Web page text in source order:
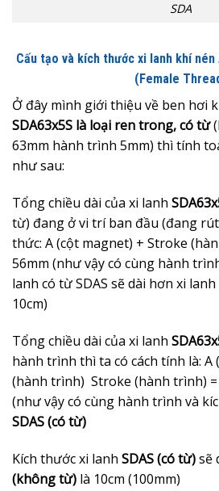
SDA
Cấu tạo và kích thước xi lanh khí nén
(Female
Ở đây mình giới thiệu về ben hơi
SDA63x5S là loại ren trong, có từ
63mm hành trình 5mm) thì tính
như sau:
Tổng chiều dài của xi lanh
từ) đang ở vi trí ban đầu (đang
thức: A (cột magnet) + Stroke
56mm (như vậy có cùng hành
lanh có từ SDAS sẽ dài hơn xi
10cm)
Tổng chiều dài của xi lanh
hành trình thì ta có cách tính là:
(hành trình) Stroke (hành trình) =
(như vậy có cùng hành trình và
SDAS (có từ)
Kích thước xi lanh SDAS (có từ)sẽ
(không từ) là 10cm (100mm)